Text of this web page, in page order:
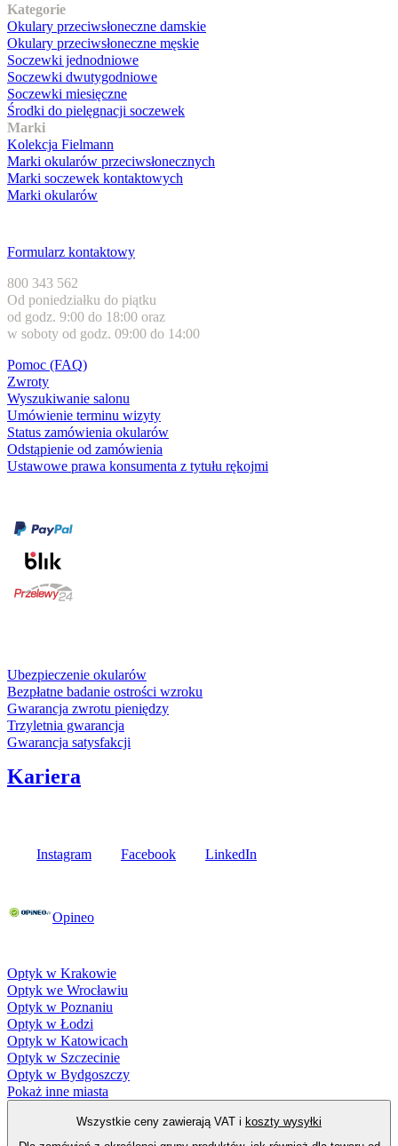
Kategorie
Okulary przeciwsłoneczne damskie
Okulary przeciwsłoneczne męskie
Soczewki jednodniowe
Soczewki dwutygodniowe
Soczewki miesięczne
Środki do pielęgnacji soczewek
Marki
Kolekcja Fielmann
Marki okularów przeciwsłonecznych
Marki soczewek kontaktowych
Marki okularów
Formularz kontaktowy
800 343 562
Od poniedziałku do piątku
od godz. 9:00 do 18:00 oraz
w soboty od godz. 09:00 do 14:00
Pomoc (FAQ)
Zwroty
Wyszukiwanie salonu
Umówienie terminu wizyty
Status zamówienia okularów
Odstąpienie od zamówienia
Ustawowe prawa konsumenta z tytułu rękojmi
Ubezpieczenie okularów
Bezpłatne badanie ostrości wzroku
Gwarancja zwrotu pieniędzy
Trzyletnia gwarancja
Gwarancja satysfakcji
Kariera
Instagram Facebook LinkedIn
Opineo
Optyk w Krakowie
Optyk we Wrocławiu
Optyk w Poznaniu
Optyk w Łodzi
Optyk w Katowicach
Optyk w Szczecinie
Optyk w Bydgoszczy
Pokaż inne miasta
Wszystkie ceny zawierają VAT i koszty wysyłki